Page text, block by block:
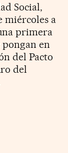
Social,
miércoles a
primera
pongan en
del Pacto
del